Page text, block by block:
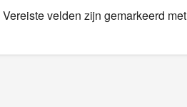
Vereiste velden zijn gemarkeerd met